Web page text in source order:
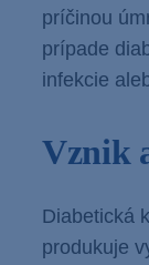
príčinou
prípade
infekcie
Vznik
Diabetická
produkuje